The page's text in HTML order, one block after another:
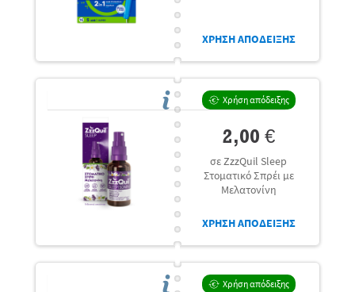
ΧΡΗΣΗ ΑΠΟΔΕΙΞΗΣ
Χρήση απόδειξης
2,00 €
σε ZzzQuil Sleep
Στοματικό Σπρέι με
Μελατονίνη
ΧΡΗΣΗ ΑΠΟΔΕΙΞΗΣ
Χρήση απόδειξης